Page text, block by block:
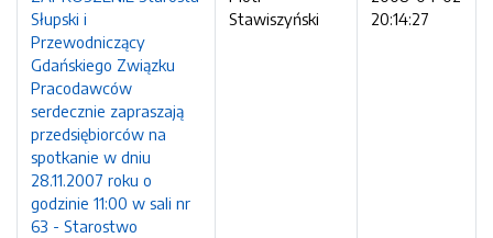
Słupski i
Przewodniczący
Gdańskiego Związku
Pracodawców
serdecznie zapraszają
przedsiębiorców na
spotkanie w dniu
28.11.2007 roku o
godzinie 11:00 w sali nr
63 - Starostwo
Stawiszyński
20:14:27